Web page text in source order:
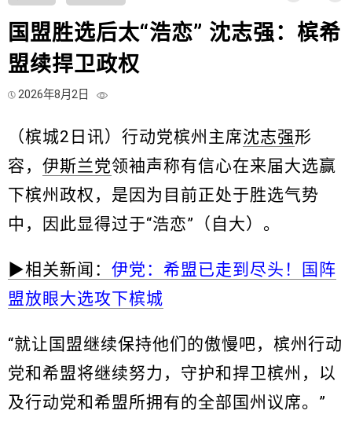
国盟胜选后太“浩恋” 沈志强：槟希
盟续捍卫政权
2026年8月2日
（槟城2日讯）行动党槟州主席沈志强形
容， 伊斯兰党领袖声称有信心在来届大选赢
下槟州政权，是因为目前正处于胜选气势
中，因此显得过于“浩恋”（自大）。
▶相关新闻： 伊党：希盟已走到尽头！国阵
盟放眼大选攻下槟城
“就让国盟继续保持他们的傲慢吧，槟州行动
党和希盟将继续努力，守护和捍卫槟州，以
及行动党和希盟所拥有的全部国州议席。”